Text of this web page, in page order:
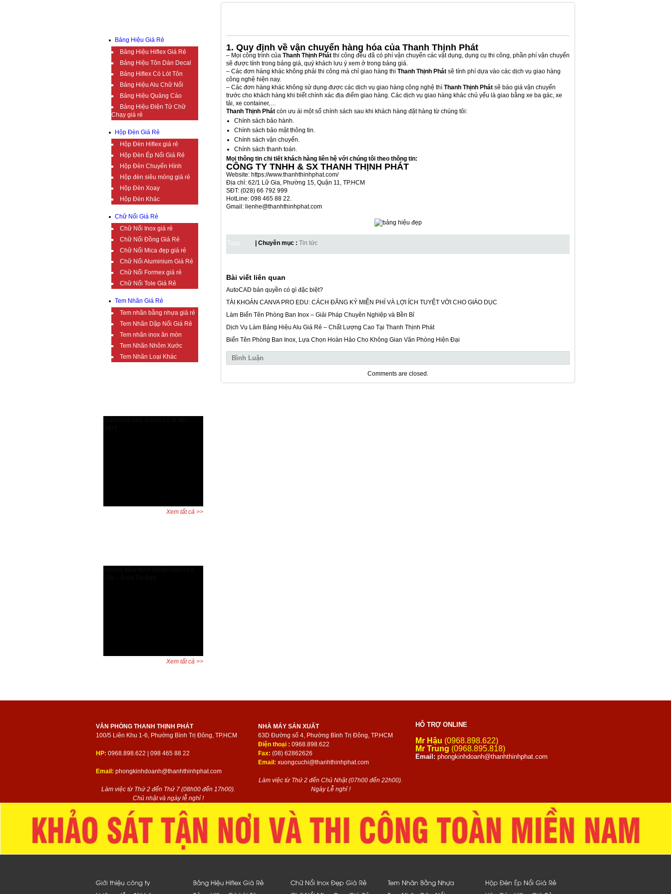
Bảng Hiệu Giá Rẻ
Bảng Hiệu Hiflex Giá Rẻ
Bảng Hiệu Tôn Dán Decal
Bảng Hiflex Có Lót Tôn
Bảng Hiệu Alu Chữ Nổi
Bảng Hiệu Quảng Cáo
Bảng Hiệu Điện Tử Chữ
Chạy giá rẻ
Hộp Đèn Giá Rẻ
Hộp Đèn Hiflex giá rẻ
Hộp Đèn Ép Nổi Giá Rẻ
Hộp Đèn Chuyển Hình
Hộp đèn siêu mỏng giá rẻ
Hộp Đèn Xoay
Hộp Đèn Khác
Chữ Nổi Giá Rẻ
Chữ Nổi Inox giá rẻ
Chữ Nổi Đồng Giá Rẻ
Chữ Nổi Mica đẹp giá rẻ
Chữ Nổi Aluminium Giá Rẻ
Chữ Nổi Formex giá rẻ
Chữ Nổi Tole Giá Rẻ
Tem Nhãn Giá Rẻ
Tem nhãn bằng nhựa giá rẻ
Tem Nhãn Dập Nổi Giá Rẻ
Tem nhãn inox ăn mòn
Tem Nhãn Nhôm Xước
Tem Nhãn Loại Khác
Xem tất cả >>
Xem tất cả >>
1. Quy định về vận chuyển hàng hóa của Thanh Thịnh Phát
– Mọi công trình của Thanh Thịnh Phát thi công đều đã có phí vận chuyển các vật dụng, dụng cụ thi công, phần phí vận chuyển
sẽ được tính trong bảng giá, quý khách lưu ý xem ở trong bảng giá.
– Các đơn hàng khác không phải thi công mà chỉ giao hàng thi Thanh Thịnh Phát sẽ tính phí dựa vào các dịch vụ giao hàng
công nghệ hiện nay.
– Các đơn hàng khác không sử dụng được các dịch vụ giao hàng công nghệ thì Thanh Thịnh Phát sẽ báo giá vận chuyển
trước cho khách hàng khi biết chính xác địa điểm giao hàng. Các dịch vụ giao hàng khác chủ yếu là giao bằng xe ba gác, xe
tải, xe container,…
Thanh Thịnh Phát còn ưu ái một số chính sách sau khi khách hàng đặt hàng từ chúng tôi:
Chính sách bảo hành.
Chính sách bảo mật thông tin.
Chính sách vận chuyển.
Chính sách thanh toán.
Mọi thông tin chi tiết khách hàng liên hệ với chúng tôi theo thông tin:
CÔNG TY TNHH & SX THANH THỊNH PHÁT
Website: https://www.thanhthinhphat.com/
Địa chỉ: 62/1 Lữ Gia, Phường 15, Quận 11, TP.HCM
SĐT: (028) 66 792 999
HotLine: 098 465 88 22.
Gmail: lienhe@thanhthinhphat.com
Tags : | Chuyên mục : Tin tức
Bài viết liên quan
AutoCAD bản quyền có gì đặc biệt?
TÀI KHOẢN CANVA PRO EDU: CÁCH ĐĂNG KÝ MIỄN PHÍ VÀ LỢI ÍCH TUYỆT VỜI CHO GIÁO DỤC
Làm Biển Tên Phòng Ban Inox – Giải Pháp Chuyên Nghiệp và Bền Bỉ
Dịch Vụ Làm Bảng Hiệu Alu Giá Rẻ – Chất Lượng Cao Tại Thanh Thịnh Phát
Biển Tên Phòng Ban Inox, Lựa Chọn Hoàn Hảo Cho Không Gian Văn Phòng Hiện Đại
Bình Luận
Comments are closed.
VĂN PHÒNG THANH THỊNH PHÁT
100/5 Liên Khu 1-6, Phường Bình Trị Đông, TP.HCM
HP: 0968.898.622 | 098 465 88 22
Email: phongkinhdoanh@thanhthinhphat.com
Làm việc từ Thứ 2 đến Thứ 7 (08h00 đến 17h00).
Chủ nhật và ngày lễ nghỉ !
NHÀ MÁY SẢN XUẤT
63D Đường số 4, Phường Bình Trị Đông, TP.HCM
Điện thoại : 0968.898.622
Fax: (08) 62862626
Email: xuongcuchi@thanhthinhphat.com
Làm việc từ Thứ 2 đến Chủ Nhật (07h00 đến 22h00).
Ngày Lễ nghỉ !
HỖ TRỢ ONLINE
Mr Hậu (0968.898.622)
Mr Trung (0968.895.818)
Email: phongkinhdoanh@thanhthinhphat.com